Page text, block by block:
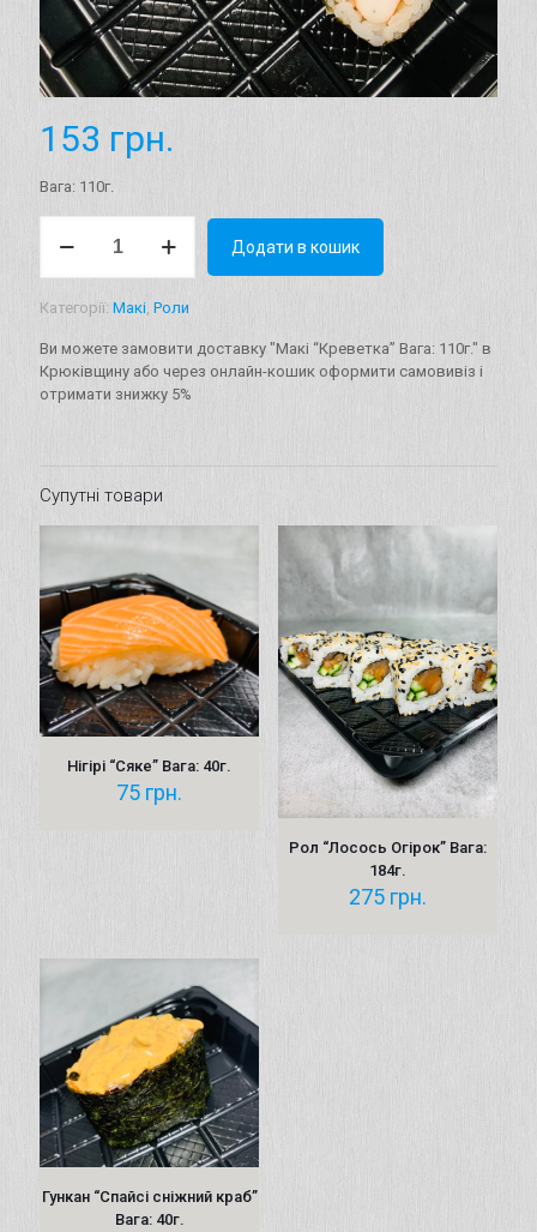
153 грн.
Вага: 110г.
"Креветка"
кількість
Додати в кошик
Категорії: Макі Роли
Ви можете замовити доставку "Макі “Креветка” Вага: 110г." в
Крюківщину або через онлайн-кошик оформити самовивіз і
отримати знижку 5%
Супутні товари
Нігірі “Сяке” Вага: 40г.
75 грн.
Рол “Лосось Огірок” Вага:
184г.
275 грн.
Гункан “Cпайсі сніжний краб”
Вага: 40г.